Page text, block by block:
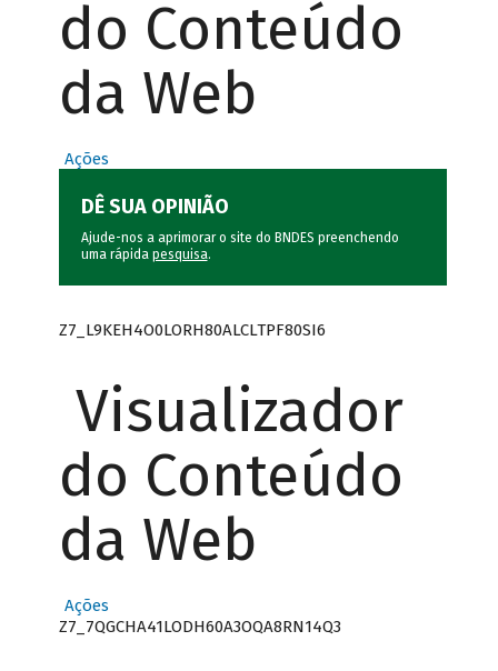
do Conteúdo
da Web
Ações
DÊ SUA OPINIÃO
Ajude-nos a aprimorar o site do BNDES preenchendo
uma rápida pesquisa.
Z7_L9KEH4O0LORH80ALCLTPF80SI6
Visualizador
do Conteúdo
da Web
Ações
Z7_7QGCHA41LODH60A3OQA8RN14Q3